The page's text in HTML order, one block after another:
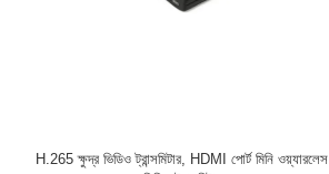
রিয়েল টাইম মিনি ভিডিও ট্রান্সমিটার, সম্পূর্ণ দ্বৈত ছোট ওয়্যারলেস